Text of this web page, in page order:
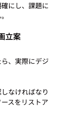
にし、課題に
立案
、実際にデジ
なければなり
スをリストア